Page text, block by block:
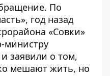
По
», год назад
«Совки»
министру
заявили о том,
мешают жить, но